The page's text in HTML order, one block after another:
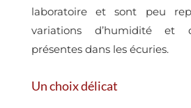
laboratoire et sont peu
variations d’humidité et
présentes dans les écuries.
Un choix délicat